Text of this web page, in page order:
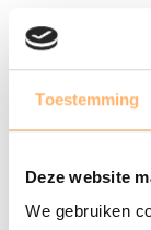
Toestemming
Deze website
We gebruiken